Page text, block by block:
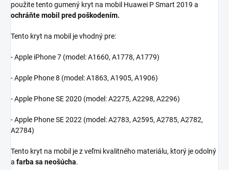
použite tento gumený kryt na mobil Huawei P Smart 2019 a
ochráňte mobil pred poškodením.
Tento kryt na mobil je vhodný pre:
- Apple iPhone 7 (model:A1660, A1778, A1779)
- Apple Phone 8 (model:A1863, A1905, A1906)
- Apple Phone SE 2020 (model:A2275, A2298, A2296)
- Apple Phone SE 2022 (model: A2783, A2595, A2785, A2782,
A2784)
Tento kryt na mobil je z veľmi kvalitného materiálu, ktorý je odolný
a farba sa neošúcha.